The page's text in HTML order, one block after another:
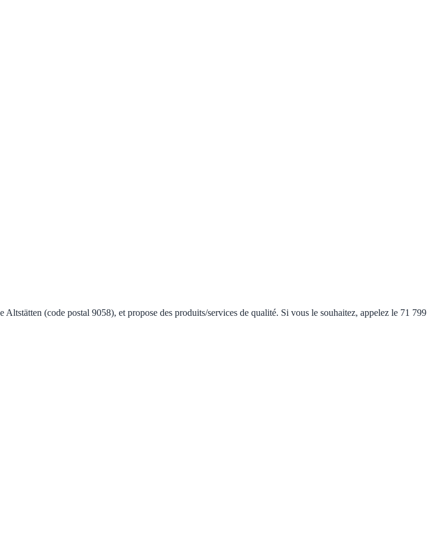
(code postal 9058), et propose des produits/services de qualité. Si vous le souhaitez, appelez le 71 799